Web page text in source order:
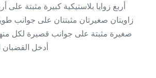
أربع زوايا بلاستيكية كبيرة مثبتة على
زاويتان صغيرتان مثبتتان على جوانب
صغيرة مثبتة على جوانب قصيرة لكل
أدخل القضبان